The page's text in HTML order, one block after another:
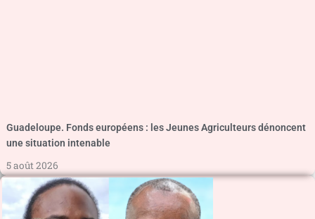
Guadeloupe. Fonds européens : les Jeunes Agriculteurs dénoncent
une situation intenable
5 août 2026